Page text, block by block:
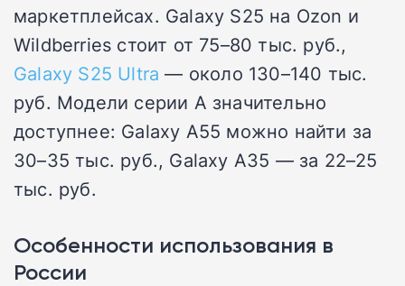
маркетплейсах. Galaxy S25 на Ozon и
Wildberries стоит от 75–80 тыс. руб.,
Galaxy S25 Ultra — около 130–140 тыс.
руб. Модели серии A значительно
доступнее: Galaxy A55 можно найти за
30–35 тыс. руб., Galaxy A35 — за 22–25
тыс. руб.
Особенности использования в
России